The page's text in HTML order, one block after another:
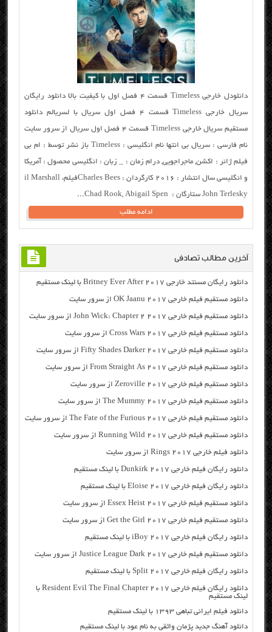
دانلودل خارجی Timeless قسمت ۴ فصل اول با کیفیت بالا دانلود رایگان
سریال خارجی Timeless قسمت ۴ فصل اول سریال با لسریالم دانلود
مستقیم سریال خارجی Timeless قسمت ۴ فصل اول سریال از سرور سایت
نام فارسی : سریال بی انتها نام انگلیسی : Timeless باز نشر توسط : ام بی
فیلم ژانر : اکشن, ماجراجویی, درام زمان : _ زبان : انگلیسی محصول : آمریکا
و انگلیسی سال انتشار : ۲۰۱۶ کارگردان : Charles Beesفیلمil Marshall ،
John Terlesky ستارگان : Chad Rook, Abigail Spen...
ادامه مطلب
آخرین مطالب تصادفی
دانلود رایگان مسنتد خارجی Britney Ever After 2017 با لینک مستقیم
دانلود مستقیم فیلم خارجی OK Jaanu 2017 از سرور سایت
دانلود مستقیم فیلم خارجی John Wick: Chapter 2 2017 از سرور سایت
دانلود مستقیم فیلم خارجی Cross Wars 2017 از سرور سایت
دانلود مستقیم فیلم خارجی Fifty Shades Darker 2017 از سرور سایت
دانلود مستقیم فیلم خارجی From Straight As 2017 از سرور سایت
دانلود مستقیم فیلم خارجی Zeroville 2017 از سرور سایت
دانلود مستقیم فیلم خارجی The Mummy 2017 از سرور سایت
دانلود مستقیم فیلم خارجی The Fate of the Furious 2017 از سرور سایت
دانلود مستقیم فیلم خارجی Running Wild 2017 از سرور سایت
دانلود فیلم خارجی Rings 2017 از سرور سایت
دانلود رایگان فیلم خارجی Dunkirk 2017 با لینک مستقیم
دانلود رایگان فیلم خارجی Eloise 2017 با لینک مستقیم
دانلود مستقیم فیلم خارجی Essex Heist 2017 از سرور سایت
دانلود مستقیم فیلم خارجی Get the Girl 2017 از سرور سایت
دانلود رایگان فیلم خارجی iBoy 2017 با لینک مستقیم
دانلود مستقیم فیلم خارجی Justice League Dark 2017 از سرور سایت
دانلود رایگان فیلم خارجی Split 2017 با لینک مستقیم
دانلود رایگان فیلم خارجی Resident Evil The Final Chapter 2017 با
لینک مستقیم
دانلود فیلم ایرانی تباهی ۱۳۹۳ با لینک مستقیم
دانلود آهنگ جدید پژمان واثقی به نام عود با لینک مستقیم